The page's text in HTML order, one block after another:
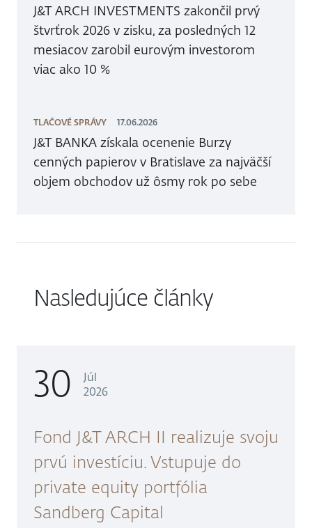
J&T ARCH INVESTMENTS zakončil prvý
štvrťrok 2026 v zisku, za posledných 12
mesiacov zarobil eurovým investorom
viac ako 10 %
TLAČOVÉ SPRÁVY 17.06.2026
J&T BANKA získala ocenenie Burzy
cenných papierov v Bratislave za najväčší
objem obchodov už ôsmy rok po sebe
Nasledujúce články
30
Júl
2026
Fond J&T ARCH II realizuje svoju
prvú investíciu. Vstupuje do
private equity portfólia
Sandberg Capital